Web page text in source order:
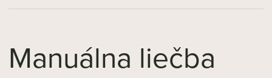
Manuálna liečba